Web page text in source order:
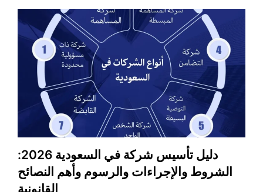
دليل تأسيس شركة في السعودية 2026:
الشروط والإجراءات والرسوم وأهم النصائح
القانونية